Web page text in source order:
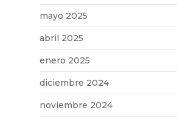
mayo 2025
abril 2025
enero 2025
diciembre 2024
noviembre 2024